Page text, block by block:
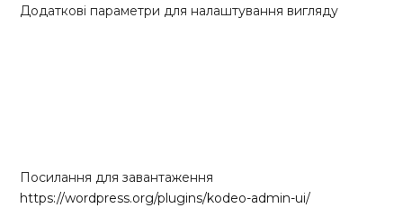
Додаткові параметри для налаштування вигляду
Посилання для завантаження
https://wordpress.org/plugins/kodeo-admin-ui/